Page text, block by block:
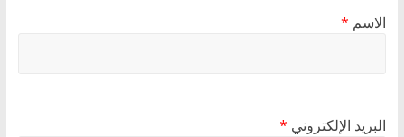
الاسم *
البريد الإلكتروني *